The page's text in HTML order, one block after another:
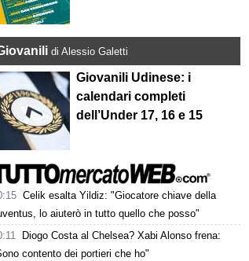
di Alessio Galetti
Giovanili Udinese: i
calendari completi
dell’Under 17, 16 e 15
Celik esalta Yildiz: "Giocatore chiave della
lo aiuterò in tutto quello che posso"
Diogo Costa al Chelsea? Xabi Alonso frena:
contento dei portieri che ho"